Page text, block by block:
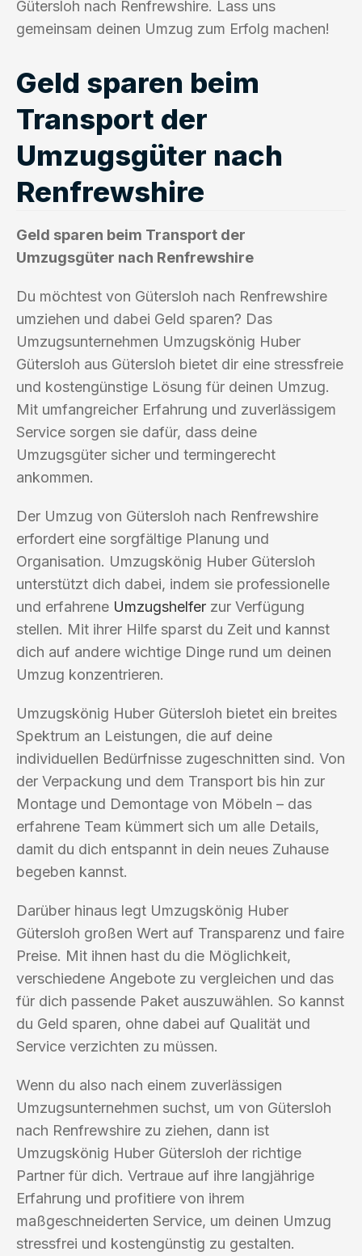
Gütersloh nach Renfrewshire. Lass uns
gemeinsam deinen Umzug zum Erfolg machen!
Geld sparen beim
Transport der
Umzugsgüter nach
Renfrewshire
Geld sparen beim Transport der
Umzugsgüter nach Renfrewshire
Du möchtest von Gütersloh nach Renfrewshire
umziehen und dabei Geld sparen? Das
Umzugsunternehmen Umzugskönig Huber
Gütersloh aus Gütersloh bietet dir eine stressfreie
und kostengünstige Lösung für deinen Umzug.
Mit umfangreicher Erfahrung und zuverlässigem
Service sorgen sie dafür, dass deine
Umzugsgüter sicher und termingerecht
ankommen.
Der Umzug von Gütersloh nach Renfrewshire
erfordert eine sorgfältige Planung und
Organisation. Umzugskönig Huber Gütersloh
unterstützt dich dabei, indem sie professionelle
und erfahrene Umzugshelfer zur Verfügung
stellen. Mit ihrer Hilfe sparst du Zeit und kannst
dich auf andere wichtige Dinge rund um deinen
Umzug konzentrieren.
Umzugskönig Huber Gütersloh bietet ein breites
Spektrum an Leistungen, die auf deine
individuellen Bedürfnisse zugeschnitten sind. Von
der Verpackung und dem Transport bis hin zur
Montage und Demontage von Möbeln – das
erfahrene Team kümmert sich um alle Details,
damit du dich entspannt in dein neues Zuhause
begeben kannst.
Darüber hinaus legt Umzugskönig Huber
Gütersloh großen Wert auf Transparenz und faire
Preise. Mit ihnen hast du die Möglichkeit,
verschiedene Angebote zu vergleichen und das
für dich passende Paket auszuwählen. So kannst
du Geld sparen, ohne dabei auf Qualität und
Service verzichten zu müssen.
Wenn du also nach einem zuverlässigen
Umzugsunternehmen suchst, um von Gütersloh
nach Renfrewshire zu ziehen, dann ist
Umzugskönig Huber Gütersloh der richtige
Partner für dich. Vertraue auf ihre langjährige
Erfahrung und profitiere von ihrem
maßgeschneiderten Service, um deinen Umzug
stressfrei und kostengünstig zu gestalten.